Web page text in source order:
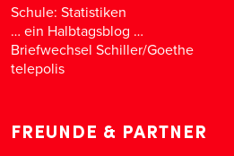
Schule: Statistiken
… ein Halbtagsblog …
Briefwechsel Schiller/Goethe
telepolis
FREUNDE & PARTNER